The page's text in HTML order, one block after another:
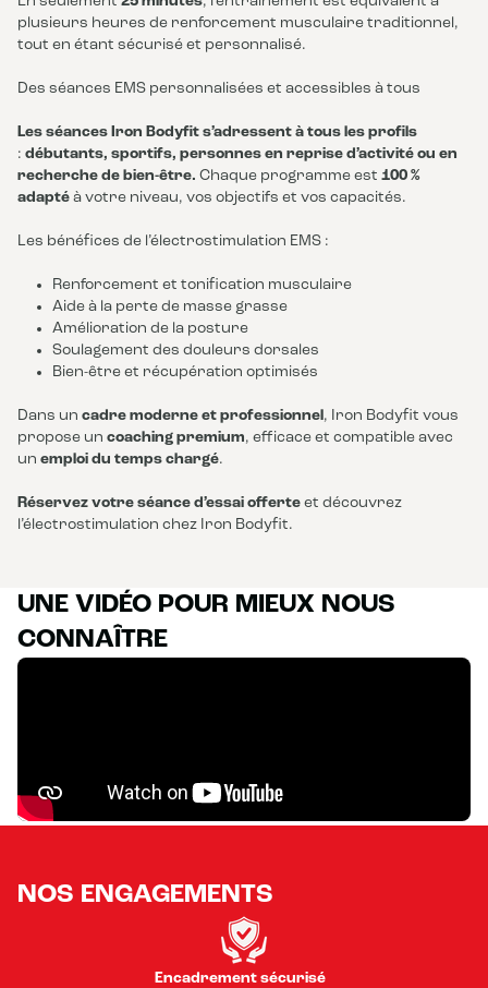
plusieurs heures de renforcement musculaire traditionnel,
tout en étant sécurisé et personnalisé.
Des séances EMS personnalisées et accessibles à tous
Les séances Iron Bodyfit s’adressent à tous les profils
: débutants, sportifs, personnes en reprise d’activité ou en
recherche de bien-être. Chaque programme est 100 %
adapté à votre niveau, vos objectifs et vos capacités.
Les bénéfices de l’électrostimulation EMS :
Renforcement et tonification musculaire
Aide à la perte de masse grasse
Amélioration de la posture
Soulagement des douleurs dorsales
Bien-être et récupération optimisés
Dans un cadre moderne et professionnel , Iron Bodyfit vous
propose un coaching premium, efficace et compatible avec
un emploi du temps chargé.
Réservez votre séance d’essai offerte et découvrez
l’électrostimulation chez Iron Bodyfit.
UNE VIDÉO POUR MIEUX NOUS
CONNAÎTRE
NOS ENGAGEMENTS
Encadrement sécurisé